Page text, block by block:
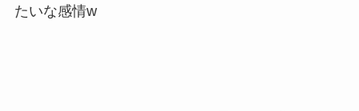
たいな感情w